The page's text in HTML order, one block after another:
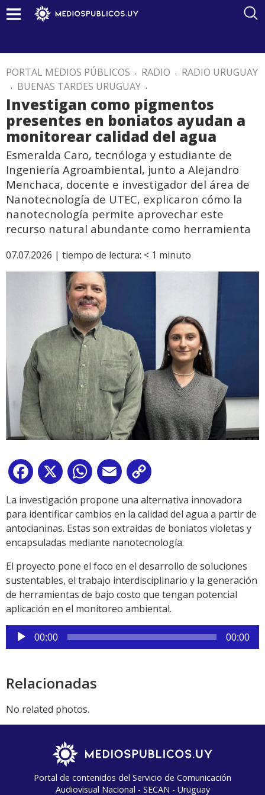
PORTAL MEDIOS PÚBLICOS . RADIO . RADIO URUGUAY
. BUENAS TARDES URUGUAY .
Investigan como pigmentos
presentes en boniatos ayudan a
monitorear calidad del agua
Esmeralda Caro, tecnóloga y estudiante de
Ingeniería Agroambiental, junto a Alejandro
Menchaca, docente e investigador del área de
Nanotecnología de UTEC, explicaron cómo la
nanotecnología permite aprovechar este
recurso natural abundante como herramienta
07.07.2026 | tiempo de lectura: < 1 minuto
Facebook
X WhatsApp
Email
Link
La investigación propone una alternativa innovadora
para identificar cambios en la calidad del agua a partir de
antocianinas. Estas son extraídas de boniatos violetas y
encapsuladas mediante nanotecnología.
El proyecto pone el foco en el desarrollo de soluciones
sustentables, el trabajo interdisciplinario y la generación
de herramientas de bajo costo que tengan potencial
aplicación en el monitoreo ambiental.
Reproductor
de
00:00 00:00
Relacionadas
No related photos.
Portal de contenidos del Servicio de Comunicación
Audiovisual Nacional - SECAN - Uruguay